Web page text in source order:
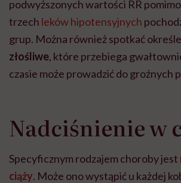
podwyższonych wartości RR
trzech leków hipotensyjnych
grup. Można również spotkać
złośliwe, które przebiega
czasie może prowadzić do groźnych
Nadciśnienie w
Specyficznym rodzajem choroby jest
ciąży. Może ono wystąpić u każdej